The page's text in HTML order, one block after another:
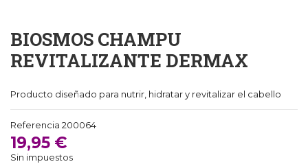
BIOSMOS CHAMPU
REVITALIZANTE DERMAX
Producto diseñado para nutrir, hidratar y revitalizar el cabello
Referencia 200064
19,95 €
Sin impuestos